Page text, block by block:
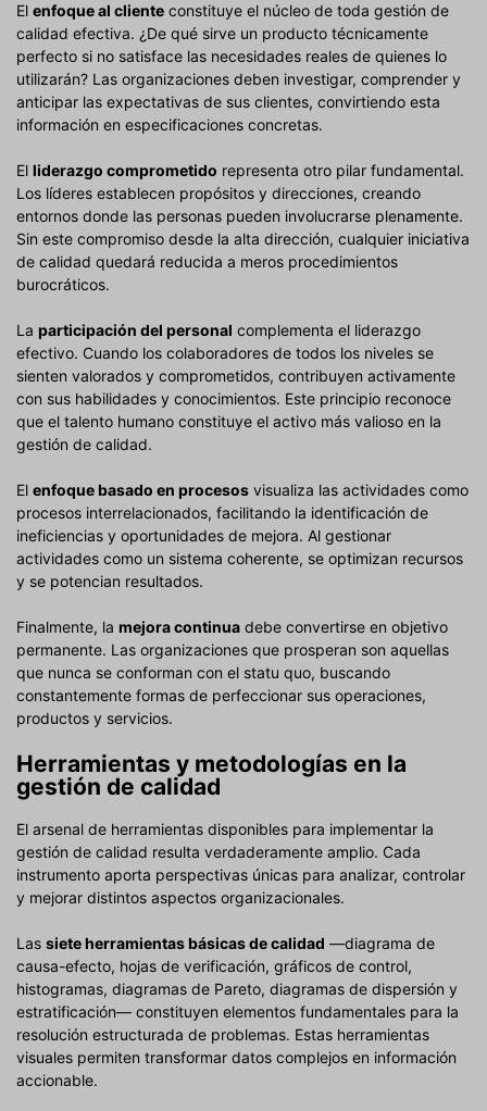
El enfoque al cliente constituye el núcleo de toda gestión de
calidad efectiva. ¿De qué sirve un producto técnicamente
perfecto si no satisface las necesidades reales de quienes lo
utilizarán? Las organizaciones deben investigar, comprender y
anticipar las expectativas de sus clientes, convirtiendo esta
información en especificaciones concretas.
El liderazgo comprometido representa otro pilar fundamental.
Los líderes establecen propósitos y direcciones, creando
entornos donde las personas pueden involucrarse plenamente.
Sin este compromiso desde la alta dirección, cualquier iniciativa
de calidad quedará reducida a meros procedimientos
burocráticos.
La participación del personal complementa el liderazgo
efectivo. Cuando los colaboradores de todos los niveles se
sienten valorados y comprometidos, contribuyen activamente
con sus habilidades y conocimientos. Este principio reconoce
que el talento humano constituye el activo más valioso en la
gestión de calidad.
El enfoque basado en procesos visualiza las actividades como
procesos interrelacionados, facilitando la identificación de
ineficiencias y oportunidades de mejora. Al gestionar
actividades como un sistema coherente, se optimizan recursos
y se potencian resultados.
Finalmente, la mejora continua debe convertirse en objetivo
permanente. Las organizaciones que prosperan son aquellas
que nunca se conforman con el statu quo, buscando
constantemente formas de perfeccionar sus operaciones,
productos y servicios.
Herramientas y metodologías en la
gestión de calidad
El arsenal de herramientas disponibles para implementar la
gestión de calidad resulta verdaderamente amplio. Cada
instrumento aporta perspectivas únicas para analizar, controlar
y mejorar distintos aspectos organizacionales.
Las siete herramientas básicas de calidad —diagrama de
causa-efecto, hojas de verificación, gráficos de control,
histogramas, diagramas de Pareto, diagramas de dispersión y
estratificación— constituyen elementos fundamentales para la
resolución estructurada de problemas. Estas herramientas
visuales permiten transformar datos complejos en información
accionable.